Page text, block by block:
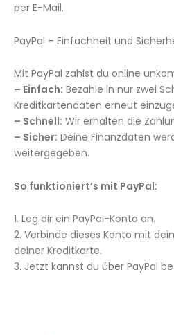
per E-Mail.
PayPal – Einfachheit und
Mit PayPal zahlst du online
– Einfach: Bezahle in nur zwei
Kreditkartendaten erneut
– Schnell: Wir erhalten die
– Sicher: Deine Finanzdaten
weitergegeben.
So funktioniert’s mit PayPal:
1. Leg dir ein PayPal-Konto an.
2. Verbinde dieses Konto mit
deiner Kreditkarte.
3. Jetzt kannst du über PayPal